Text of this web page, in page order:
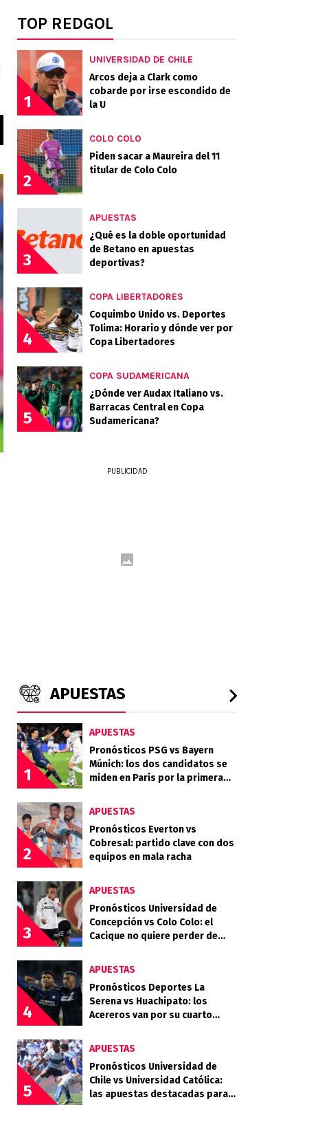
TOP REDGOL
1
UNIVERSIDAD DE CHILE
Arcos deja a Clark como
cobarde por irse escondido de
la U
2
COLO COLO
Piden sacar a Maureira del 11
titular de Colo Colo
3
APUESTAS
¿Qué es la doble oportunidad
de Betano en apuestas
deportivas?
4
COPA LIBERTADORES
Coquimbo Unido vs. Deportes
Tolima: Horario y dónde ver por
Copa Libertadores
5
COPA SUDAMERICANA
¿Dónde ver Audax Italiano vs.
Barracas Central en Copa
Sudamericana?
PUBLICIDAD
APUESTAS
1
APUESTAS
Pronósticos PSG vs Bayern
Múnich: los dos candidatos se
miden en París por la primera
2
APUESTAS
Pronósticos Everton vs
Cobresal: partido clave con dos
equipos en mala racha
3
APUESTAS
Pronósticos Universidad de
Concepción vs Colo Colo: el
Cacique no quiere perder de
4
APUESTAS
Pronósticos Deportes La
Serena vs Huachipato: los
Acereros van por su cuarto
5
APUESTAS
Pronósticos Universidad de
Chile vs Universidad Católica:
las apuestas destacadas para